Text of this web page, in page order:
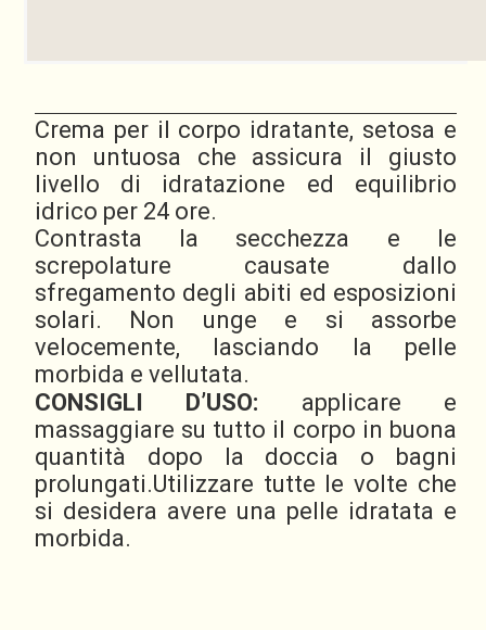
Crema per il corpo idratante, setosa e
non untuosa che assicura il giusto
livello di idratazione ed equilibrio
idrico per 24 ore.
Contrasta la secchezza e le
screpolature causate dallo
sfregamento degli abiti ed esposizioni
solari. Non unge e si assorbe
velocemente, lasciando la pelle
morbida e vellutata.
CONSIGLI D’USO: applicare e
massaggiare su tutto il corpo in buona
quantità dopo la doccia o bagni
prolungati.Utilizzare tutte le volte che
si desidera avere una pelle idratata e
morbida.